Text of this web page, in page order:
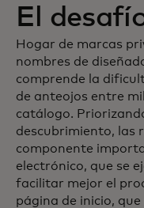
El
Hogar de marcas
nombres de
comprende la
de anteojos entre
catálogo.
descubrimiento, las
componente
electrónico, que se
facilitar mejor el
página de inicio,